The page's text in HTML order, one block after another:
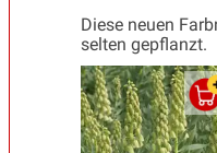
Diese neuen
selten gepflanzt.